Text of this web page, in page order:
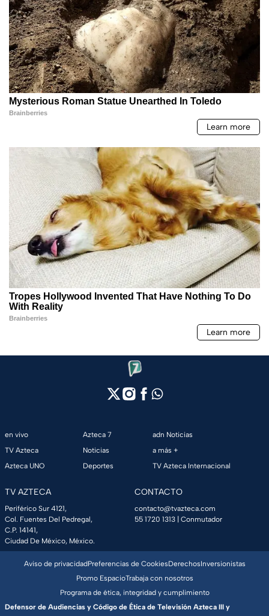
en vivo
TV Azteca
Azteca UNO
Azteca 7
Noticias
Deportes
adn Noticias
a más +
TV Azteca Internacional
TV AZTECA
Periférico Sur 4121,
Col. Fuentes Del Pedregal,
C.P. 14141,
Ciudad De México, México.
CONTACTO
contacto@tvazteca.com
55 1720 1313 | Conmutador
Aviso de privacidadPreferencias de CookiesDerechosInversionistas
Promo EspacioTrabaja con nosotros
Programa de ética, integridad y cumplimiento
Defensor de Audiencias y Código de Ética de Televisión Azteca III y